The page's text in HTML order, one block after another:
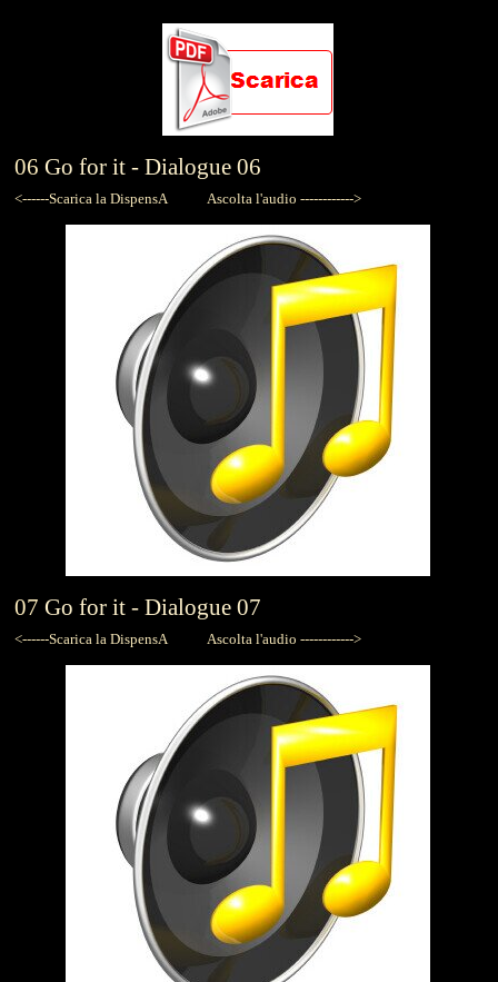
06 Go for it - Dialogue 06
<------Scarica la DispensAAscolta l'audio ------------>
07 Go for it - Dialogue 07
<------Scarica la DispensAAscolta l'audio ------------>